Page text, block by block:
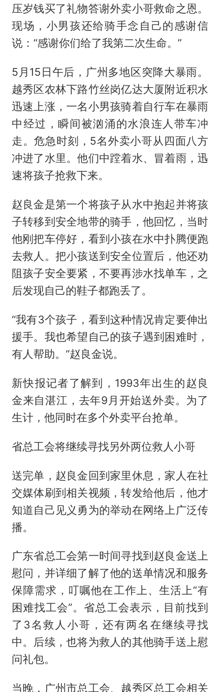
压岁钱买了礼物答谢外卖小哥救命之恩。
现场，小男孩还给骑手念自己的感谢信
说：“感谢你们给了我第二次生命。”
5月15日午后，广州多地区突降大暴雨。
越秀区农林下路竹丝岗亿达大厦附近积水
迅速上涨，一名小男孩骑着自行车在暴雨
中经过，瞬间被汹涌的水浪连人带车冲
走。危急时刻，5名外卖小哥从四面八方
冲进了水里。他们中蹚着水、冒着雨，迅
速将孩子抢救下来。
赵良金是第一个将孩子从水中抱起并将孩
子转移到安全地带的骑手，他回忆，当时
他刚把车停好，看到小孩在水中扑腾便跑
去救人。把小孩送到安全位置后，他还劝
阻孩子安全要紧，不要再涉水找单车，之
后发现自己的鞋子都跑丢了。
“我有3个孩子，看到这种情况肯定要伸出
援手。我也希望自己的孩子遇到困难时，
有人帮助。”赵良金说。
新快报记者了解到，1993年出生的赵良
金来自湛江，去年9月开始送外卖。为了
生计，他同时在多个外卖平台抢单。
省总工会将继续寻找另外两位救人小哥
送完单，赵良金回到家里休息，家人在社
交媒体刷到相关视频，转发给他后，他才
知道自己见义勇为的举动在网络上广泛传
播。
广东省总工会第一时间寻找到赵良金送上
慰问，并详细了解了他的送单情况和服务
保障需求，叮嘱他在工作上、生活上“有
困难找工会”。省总工会表示，目前找到
了3名救人小哥，还有两名在继续寻找
中。后续，也将为救人的其他骑手送上慰
问礼包。
当晚，广州市总工会、越秀区总工会相关